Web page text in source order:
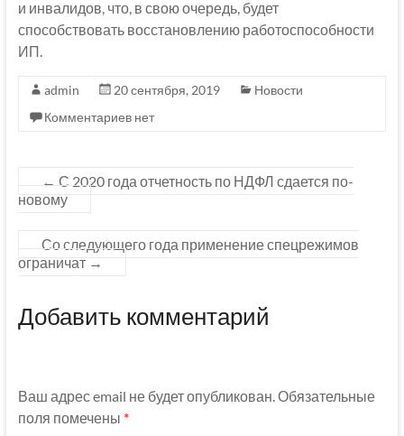
и инвалидов, что, в свою очередь, будет
способствовать восстановлению работоспособности
ИП.
admin 20 сентября, 2019
Новости
Комментариев нет
← С 2020 года отчетность по НДФЛ сдается по-
новому
Со следующего года применение спецрежимов
ограничат →
Добавить комментарий
Ваш адрес email не будет опубликован. Обязательные
поля помечены *